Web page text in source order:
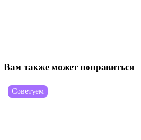
Вам также может понравиться
Советуем